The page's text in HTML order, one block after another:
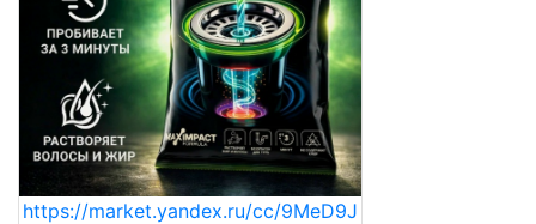
https://market.yandex.ru/cc/9MeD9J